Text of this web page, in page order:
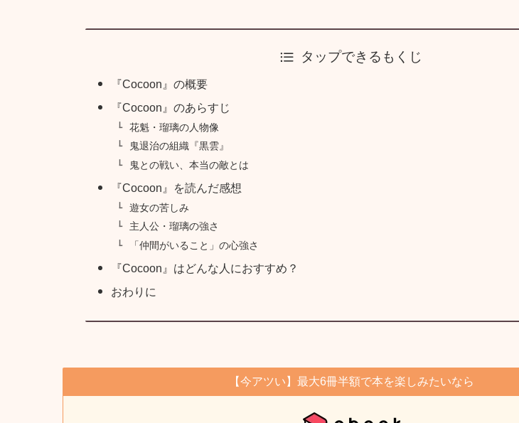
タップできるもくじ
『Cocoon』の概要
『Cocoon』のあらすじ
花魁・瑠璃の人物像
鬼退治の組織『黒雲』
鬼との戦い、本当の敵とは
『Cocoon』を読んだ感想
遊女の苦しみ
主人公・瑠璃の強さ
「仲間がいること」の心強さ
『Cocoon』はどんな人におすすめ？
おわりに
【今アツい】最大6冊半額で本を楽しみたいなら